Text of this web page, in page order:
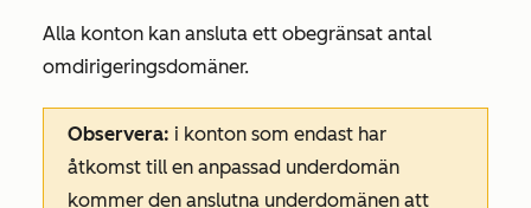
Alla konton kan ansluta ett obegränsat antal
omdirigeringsdomäner.
Observera: i konton som endast har
åtkomst till en anpassad underdomän
kommer den anslutna underdomänen att